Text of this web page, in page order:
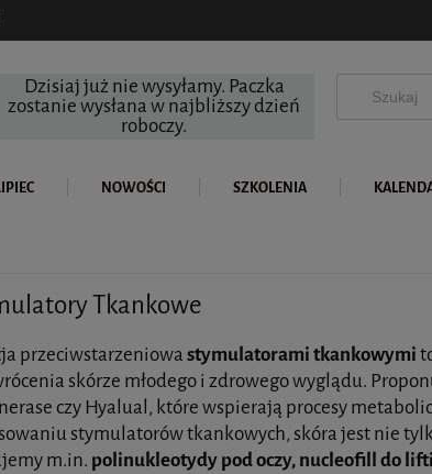
Dzisiaj już nie wysyłamy. Paczka
zostanie wysłana w najbliższy dzień
roboczy.
NOWOŚCI SZKOLENIA
Tkankowe
przeciwstarzeniowastymulatorami tkankowymi
skórze młodego i zdrowego wyglądu.
czy Hyalual, które wspierają procesy
stymulatorów tkankowych, skóra jest nie
m.in. polinukleotydy pod oczy, nucleofill do